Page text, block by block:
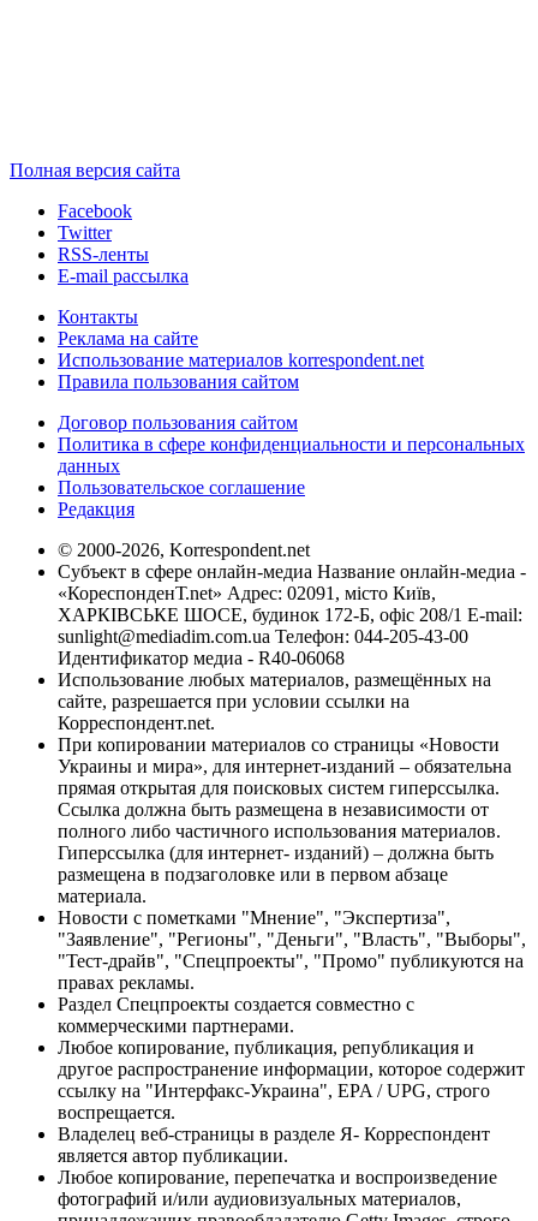
Полная версия сайта
Facebook
Twitter
RSS-ленты
E-mail рассылка
Контакты
Реклама на сайте
Использование материалов korrespondent.net
Правила пользования сайтом
Договор пользования сайтом
Политика в сфере конфиденциальности и персональных
данных
Пользовательское соглашение
Редакция
© 2000-2026, Korrespondent.net
Субъект в сфере онлайн-медиа Название онлайн-медиа -
«КореспонденТ.net» Адрес: 02091, місто Київ,
ХАРКІВСЬКЕ ШОСЕ, будинок 172-Б, офіс 208/1 E-mail:
sunlight@mediadim.com.ua Телефон: 044-205-43-00
Идентификатор медиа - R40-06068
Использование любых материалов, размещённых на
сайте, разрешается при условии ссылки на
Корреспондент.net.
При копировании материалов со страницы «Новости
Украины и мира», для интернет-изданий – обязательна
прямая открытая для поисковых систем гиперссылка.
Ссылка должна быть размещена в независимости от
полного либо частичного использования материалов.
Гиперссылка (для интернет- изданий) – должна быть
размещена в подзаголовке или в первом абзаце
материала.
Новости с пометками "Мнение", "Экспертиза",
"Заявление", "Регионы", "Деньги", "Власть", "Выборы",
"Тест-драйв", "Спецпроекты", "Промо" публикуются на
правах рекламы.
Раздел Спецпроекты создается совместно с
коммерческими партнерами.
Любое копирование, публикация, републикация и
другое распространение информации, которое содержит
ссылку на "Интерфакс-Украина", EPA / UPG, строго
воспрещается.
Владелец веб-страницы в разделе Я- Корреспондент
является автор публикации.
Любое копирование, перепечатка и воспроизведение
фотографий и/или аудиовизуальных материалов,